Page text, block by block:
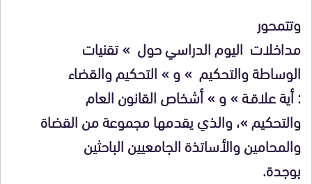
وتتمحور
مداخلات اليوم الدراسي حول » تقنيات
الوساطة والتحكيم » و » التحكيم والقضاء
: أية علاقـة » و » أشخاص القانون العام
والتحكيم »، والذي يقدمها مجموعة من القضاة
والمحامين والأساتذة الجامعيين الباحثين
بوجدة.